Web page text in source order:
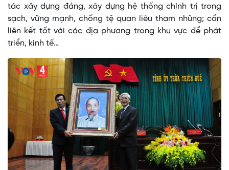
tác xây dựng đảng, xây dựng hệ thống chính trị trong
sạch, vững mạnh, chống tệ quan liêu tham nhũng; cần
liên kết tốt với các địa phương trong khu vực để phát
triển, kinh tế…